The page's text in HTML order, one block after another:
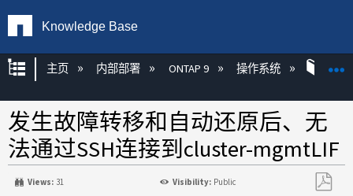
Knowledge Base
扩展/隐缩全局层次
主页 内部部署 ONTAP 9 操作系统
发生故障转移和自动还原后、无
法通过SSH连接到cluster-mgmtLIF
Views: 31 Visibility: Public